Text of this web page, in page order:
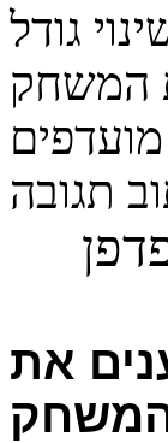
גודל
המשחק
מועדפים
תגובה
את